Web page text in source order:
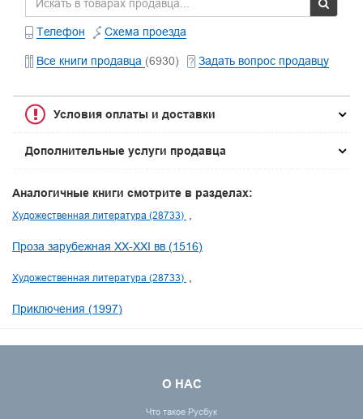
Телефон Схема проезда
Все книги продавца (6930) Задать вопрос продавцу
Условия оплаты и доставки
Дополнительные услуги продавца
Аналогичные книги смотрите в разделах:
Художественная литература (28733)
Проза зарубежная XX-XXI вв (1516)
Художественная литература (28733)
Приключения (1997)
О НАС
Что такое Русбук